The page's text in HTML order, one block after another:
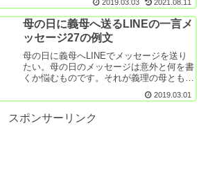
豪華なものは用意できません。そこで今回
は低予算でも喜ばれる母の日プレゼントア
イデア7つを...
2019.03.03 2021.08.11
母の日に義母へ送るLINEの一言メ
ッセージ27の例文
母の日に義母へLINEでメッセージを送り
たい。母の日のメッセージは意外と何を書
くか悩むものです。それが義理の母ともな
れば一層難しいですよね。しかもLINEで
送るとなると手紙のような堅苦しい表現は
ふさわしくありません。そこで今回は母の
日に義理...
2019.03.01
スポンサーリンク